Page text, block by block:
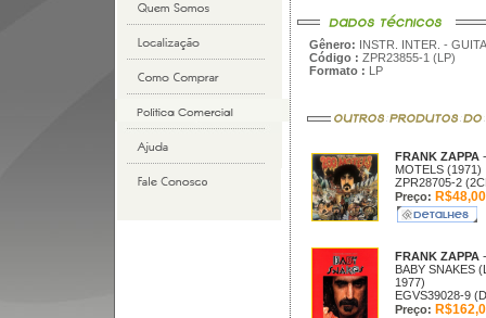
Gênero: INSTR. INTER. -
Código : ZPR23855-1 (LP)
Formato : LP
FRANK ZAPPA
MOTELS (1971)
ZPR28705-2
Preço: R$48,00
FRANK ZAPPA -
BABY SNAKES
1977)
EGVS39028-9
Preço: